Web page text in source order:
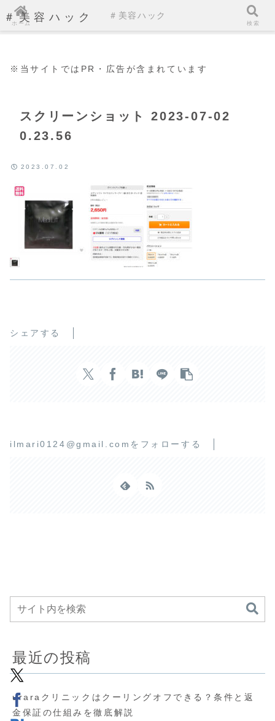
＃美容ハック
※当サイトではPR・広告が含まれています
スクリーンショット 2023-07-02
0.23.56
2023.07.02
シェアする
ilmari0124@gmail.comをフォローする
最近の投稿
uraraクリニックはクーリングオフできる？条件と返
金保証の仕組みを徹底解説
ホーム
＃美容ハック
検索